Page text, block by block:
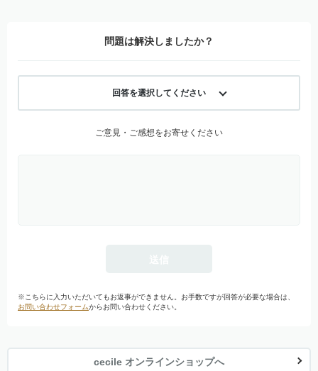
問題は解決しましたか？
回答を選択してください
ご意見・ご感想をお寄せください
※こちらに入力いただいてもお返事ができません。お手数ですが回答が必要な場合は、
お問い合わせフォームからお問い合わせください。
cecile オンラインショップへ